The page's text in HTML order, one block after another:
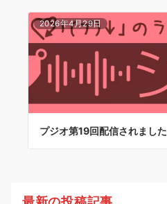
2026年4月29日
プジオ第19回配信されました